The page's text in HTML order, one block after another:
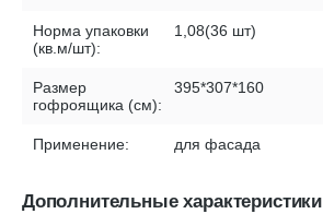
Норма упаковки
(кв.м/шт):
1,08(36 шт)
Размер
гофроящика (см):
395*307*160
Применение: для фасада
Дополнительные характеристики